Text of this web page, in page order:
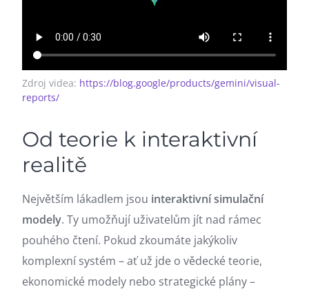
Zdroj videa: https://blog.google/products/gemini/visual-
reports/
Od teorie k interaktivní
realitě
Největším lákadlem jsou interaktivní simulační
modely. Ty umožňují uživatelům jít nad rámec
pouhého čtení. Pokud zkoumáte jakýkoliv
komplexní systém – ať už jde o vědecké teorie,
ekonomické modely nebo strategické plány –